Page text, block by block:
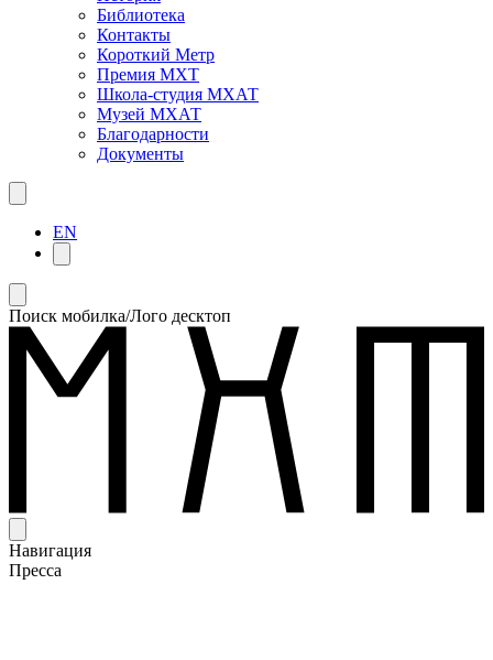
Библиотека
Контакты
Короткий Метр
Премия МХТ
Школа-студия МХАТ
Музей МХАТ
Благодарности
Документы
EN
Поиск мобилка/Лого десктоп
Навигация
Пресса